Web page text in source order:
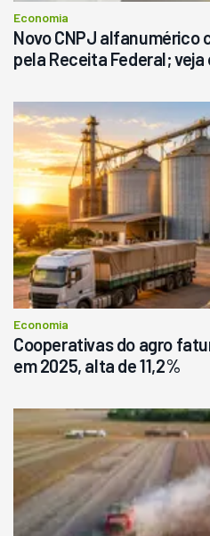
Economia
Novo CNPJ alfanumérico
pela Receita Federal; veja
Economia
Cooperativas do agro
em 2025, alta de 11,2%